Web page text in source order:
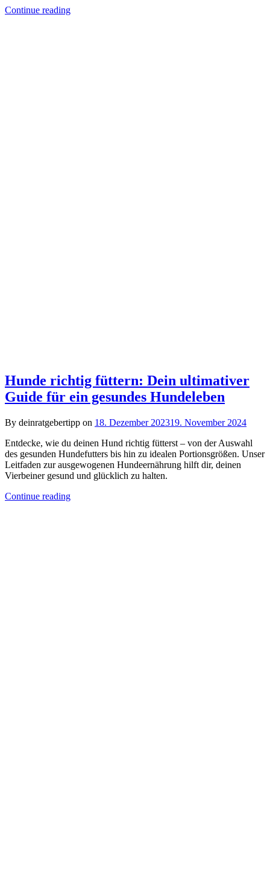
Continue reading
Hunde richtig füttern: Dein ultimativer
Guide für ein gesundes Hundeleben
By deinratgebertipp on 18. Dezember 202319. November 2024
Entdecke, wie du deinen Hund richtig fütterst – von der Auswahl
des gesunden Hundefutters bis hin zu idealen Portionsgrößen. Unser
Leitfaden zur ausgewogenen Hundeernährung hilft dir, deinen
Vierbeiner gesund und glücklich zu halten.
Continue reading